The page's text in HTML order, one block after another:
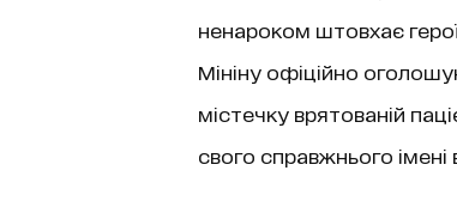
ненароком штовхає
Мініну офіційно
містечку врятованій
свого справжнього імені